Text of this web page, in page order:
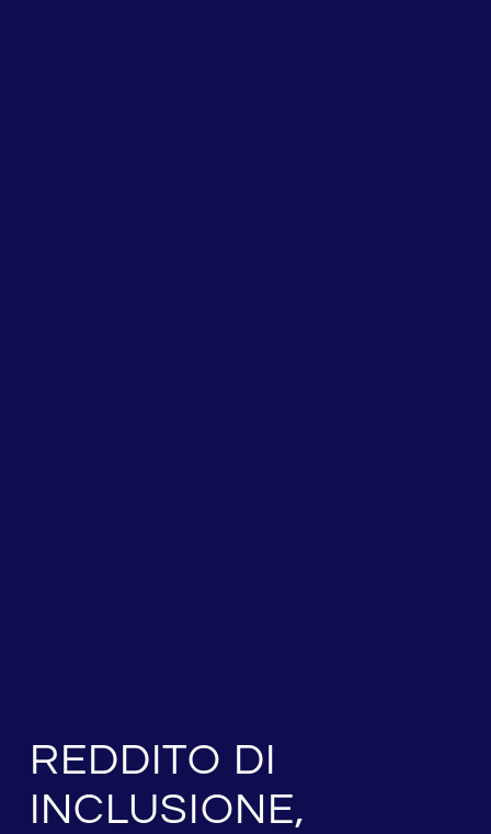
REDDITO DI
INCLUSIONE,